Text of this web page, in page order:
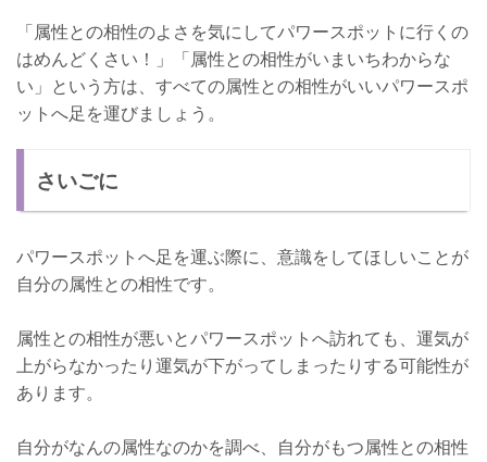
「属性との相性のよさを気にしてパワースポットに行くの
はめんどくさい！」「属性との相性がいまいちわからな
い」という方は、すべての属性との相性がいいパワースポ
ットへ足を運びましょう。
さいごに
パワースポットへ足を運ぶ際に、意識をしてほしいことが
自分の属性との相性です。
属性との相性が悪いとパワースポットへ訪れても、運気が
上がらなかったり運気が下がってしまったりする可能性が
あります。
自分がなんの属性なのかを調べ、自分がもつ属性との相性